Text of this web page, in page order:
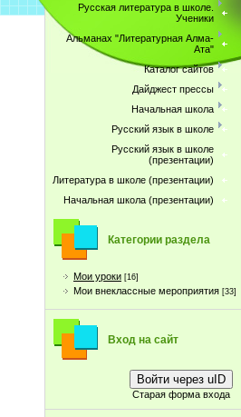
Русская литература в школе.
Ученики
Альманах "Литературная Алма-
Ата"
Каталог сайтов
Дайджест прессы
Начальная школа
Русский язык в школе
Русский язык в школе
(презентации)
Литература в школе (презентации)
Начальная школа (презентации)
Категории раздела
Мои уроки [16]
Мои внеклассные мероприятия [33]
Вход на сайт
Войти через uID
Старая форма входа